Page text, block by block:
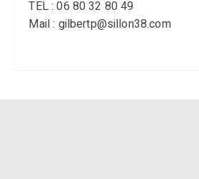
TEL : 06 80 32 80 49
Mail : gilbertp@sillon38.com